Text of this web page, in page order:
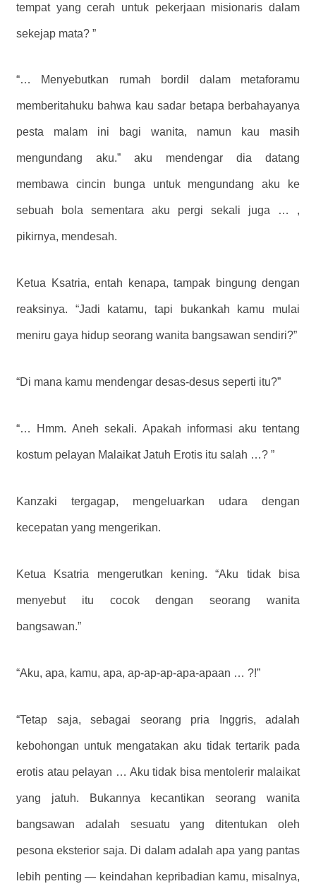
tempat yang cerah untuk pekerjaan misionaris dalam
sekejap mata? ”
“… Menyebutkan rumah bordil dalam metaforamu
memberitahuku bahwa kau sadar betapa berbahayanya
pesta malam ini bagi wanita, namun kau masih
mengundang aku.” aku mendengar dia datang
membawa cincin bunga untuk mengundang aku ke
sebuah bola sementara aku pergi sekali juga … ,
pikirnya, mendesah.
Ketua Ksatria, entah kenapa, tampak bingung dengan
reaksinya. “Jadi katamu, tapi bukankah kamu mulai
meniru gaya hidup seorang wanita bangsawan sendiri?”
“Di mana kamu mendengar desas-desus seperti itu?”
“… Hmm. Aneh sekali. Apakah informasi aku tentang
kostum pelayan Malaikat Jatuh Erotis itu salah …? ”
Kanzaki tergagap, mengeluarkan udara dengan
kecepatan yang mengerikan.
Ketua Ksatria mengerutkan kening. “Aku tidak bisa
menyebut itu cocok dengan seorang wanita
bangsawan.”
“Aku, apa, kamu, apa, ap-ap-ap-apa-apaan … ?!”
“Tetap saja, sebagai seorang pria Inggris, adalah
kebohongan untuk mengatakan aku tidak tertarik pada
erotis atau pelayan … Aku tidak bisa mentolerir malaikat
yang jatuh. Bukannya kecantikan seorang wanita
bangsawan adalah sesuatu yang ditentukan oleh
pesona eksterior saja. Di dalam adalah apa yang pantas
lebih penting — keindahan kepribadian kamu, misalnya,